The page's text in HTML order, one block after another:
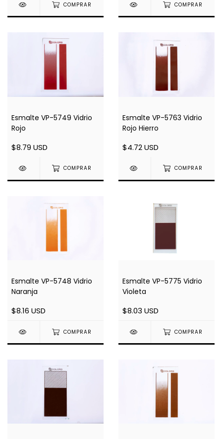
COMPRAR COMPRAR
Esmalte VP-5749 Vidrio
Rojo
$8.79 USD
COMPRAR
Esmalte VP-5763 Vidrio
Rojo Hierro
$4.72 USD
COMPRAR
Esmalte VP-5748 Vidrio
Naranja
$8.16 USD
COMPRAR
Esmalte VP-5775 Vidrio
Violeta
$8.03 USD
COMPRAR